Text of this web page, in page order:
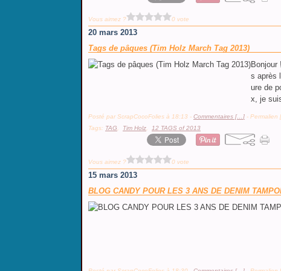
Vous aimez ? 0 vote
20 mars 2013
Tags de pâques (Tim Holz March Tag 2013)
s après
ure de
x, je
Posté par ScrapCocoFolies à 18:13 - Commentaires [… ] - Permalien [
Tags: TAG Tim Holz 12 TAGS of 2013
Vous aimez ? 0 vote
15 mars 2013
BLOG CANDY POUR LES 3 ANS DE DENIM